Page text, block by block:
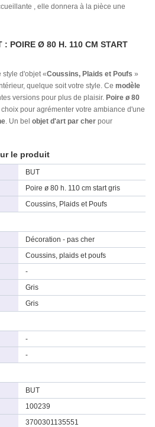
, elle donnera à la pièce une
: POIRE Ø 80 H. 110 CM START
style d'objet «Coussins, Plaids et Poufs »
quelque soit votre style. Ce modèle
versions pour plus de plaisir. Poire ø 80
pour agrémenter votre ambiance d'une
. Un bel objet d'art par cher pour
le produit
BUT
Poire ø 80 h. 110 cm start gris
Coussins, Plaids et Poufs
Décoration - pas cher
Coussins, plaids et poufs
-
Gris
Gris
-
-
BUT
100239
3700301135551